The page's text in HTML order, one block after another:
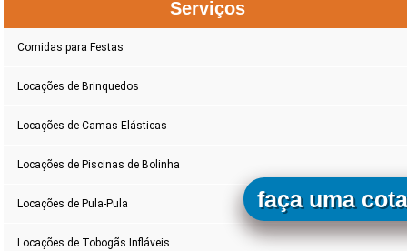
Serviços
Comidas para Festas
Locações de Brinquedos
Locações de Camas Elásticas
Locações de Piscinas de Bolinha
Locações de Pula-Pula
Locações de Tobogãs Infláveis
faça uma